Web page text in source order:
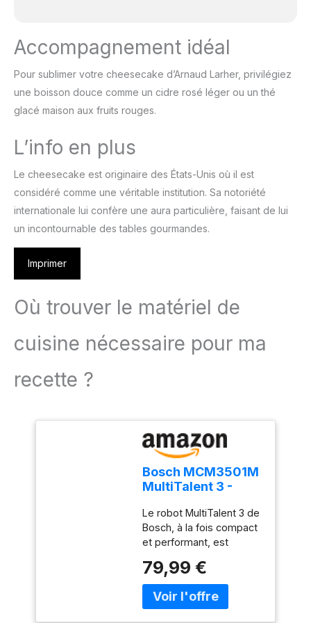
Accompagnement idéal
Pour sublimer votre cheesecake d’Arnaud Larher, privilégiez
une boisson douce comme un cidre rosé léger ou un thé
glacé maison aux fruits rouges.
L’info en plus
Le cheesecake est originaire des États-Unis où il est
considéré comme une véritable institution. Sa notoriété
internationale lui confère une aura particulière, faisant de lui
un incontournable des tables gourmandes.
Imprimer
Où trouver le matériel de
cuisine nécessaire pour ma
recette ?
Bosch MCM3501M
MultiTalent 3 -
Puissant moteur,
Blender
Le robot MultiTalent 3 de
Bosch, à la fois compact
et performant, est
électroménager qui vous
permettra de réussir
toutes vos préparations
79,99 €